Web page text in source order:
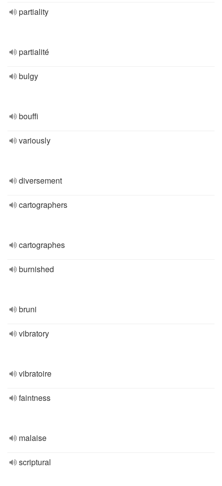
partiality
partialité
bulgy
bouffi
variously
diversement
cartographers
cartographes
burnished
bruni
vibratory
vibratoire
faintness
malaise
scriptural